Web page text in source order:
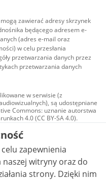
zawierać adresy skrzynek
będącego adresem e-
(adres e-mail oraz
w celu przesłania
przetwarzania danych przez
przetwarzania danych
w serwisie (z
są udostępniane
Commons: uznanie autorstwa
4.0 (CC BY-SA 4.0).
w tym zdjęcia, materiały
na licencji typu
autorstwa użycie
zależnych 4.0 (CC BY-
to stwierdzone inaczej.
zapewnienia
witryny oraz do
Dzięki nim